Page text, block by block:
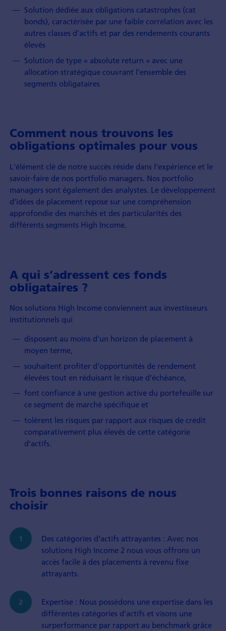
Solution dédiée aux obligations catastrophes (cat
bonds), caractérisée par une faible corrélation avec les
autres classes d'actifs et par des rendements courants
élevés
Solution de type « absolute return » avec une
allocation stratégique couvrant l’ensemble des
segments obligataires
Comment nous trouvons les
obligations optimales pour vous
L'élément clé de notre succès réside dans l’expérience et le
savoir-faire de nos portfolio managers. Nos portfolio
managers sont également des analystes. Le développement
d’idées de placement repose sur une compréhension
approfondie des marchés et des particularités des
différents segments High Income.
A qui s’adressent ces fonds
obligataires ?
Nos solutions High Income conviennent aux investisseurs
institutionnels qui
disposent au moins d'un horizon de placement à
moyen terme,
souhaitent profiter d’opportunités de rendement
élevées tout en réduisant le risque d’échéance,
font confiance à une gestion active du portefeuille sur
ce segment de marché spécifique et
tolèrent les risques par rapport aux risques de crédit
comparativement plus élevés de cette catégorie
d’actifs.
Trois bonnes raisons de nous
choisir
Des catégories d’actifs attrayantes : Avec nos
solutions High Income 2 nous vous offrons un
accès facile à des placements à revenu fixe
attrayants.
Expertise : Nous possédons une expertise dans les
différentes catégories d’actifs et visons une
surperformance par rapport au benchmark grâce